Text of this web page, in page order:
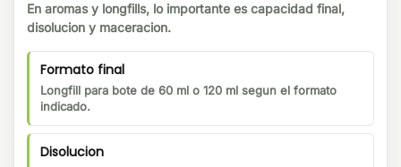
En aromas y longfills, lo importante es capacidad final,
disolucion y maceracion.
Formato final
Longfill para bote de 60 ml o 120 ml segun el formato
indicado.
Disolucion